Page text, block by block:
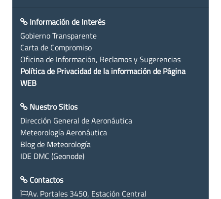
Información de Interés
Gobierno Transparente
Carta de Compromiso
Oficina de Información, Reclamos y Sugerencias
Política de Privacidad de la información de Página
WEB
Nuestro Sitios
Dirección General de Aeronáutica
Meteorología Aeronáutica
Blog de Meteorología
IDE DMC (Geonode)
Contactos
Av. Portales 3450, Estación Central